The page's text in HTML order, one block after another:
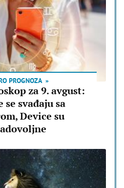
PROGNOZA
za 9. avgust:
se svađaju sa
Device su